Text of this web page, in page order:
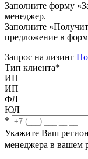
Заполните форму
менеджер.
Заполните
предложение в
Запрос на лизинг
Тип клиента*
ИП
ИП
ФЛ
ЮЛ
*
Укажите Ваш регион
менеджера в вашем